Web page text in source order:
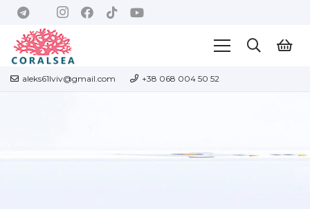
aleks61lviv@gmail.com +38 068 004 50 52